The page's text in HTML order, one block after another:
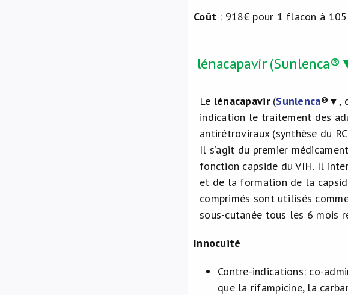
Coût : 918€ pour 1 flacon à
lénacapavir
Le lénacapavir (Sunlenca®▼,
indication le traitement des
antirétroviraux (synthèse du
Il s’agit du premier
fonction capside du VIH. Il
et de la formation de la
comprimés sont utilisés
sous-cutanée tous les 6 mois
Innocuité
Contre-indications: co-
que la rifampicine, la